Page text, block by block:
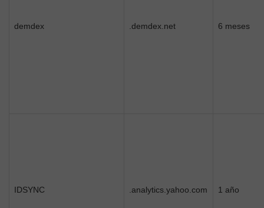
demdex .demdex.net 6 meses
IDSYNC .analytics.yahoo.com 1 año